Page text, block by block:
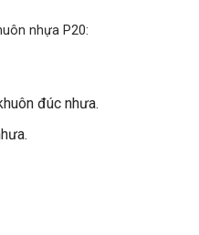
nhựa P20:
đúc nhưa.